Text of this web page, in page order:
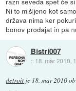
Ni to mišljeno kot
država nima ker
bonov prodajat in pa
Bistri007
:: 18. mar 2010,
detroit je 18. mar 2010